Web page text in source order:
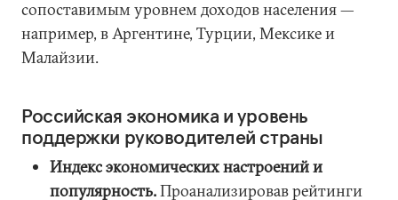
сопоставимым уровнем доходов населения —
например, в Аргентине, Турции, Мексике и
Малайзии.
Российская экономика и уровень
поддержки руководителей страны
Индекс экономических настроений и
популярность.Проанализировав рейтинги